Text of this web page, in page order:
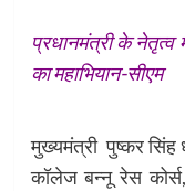
प्रधानमंत्री के
का महाभियान-सीएम
मुख्यमंत्री पुष्कर सिंह
कॉलेज बन्नू रेस